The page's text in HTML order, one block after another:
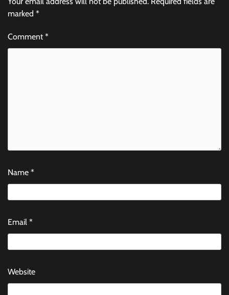
marked *
Comment*
Name *
Email *
Website